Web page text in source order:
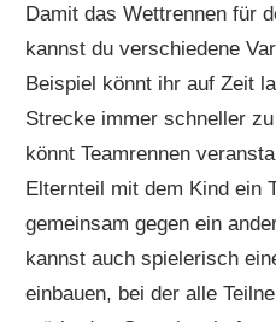
Damit das Wettrennen für
kannst du verschiedene
Beispiel könnt ihr auf Zeit
Strecke immer schneller
könnt Teamrennen
Elternteil mit dem Kind ein
gemeinsam gegen ein
kannst auch spielerisch
einbauen, bei der alle